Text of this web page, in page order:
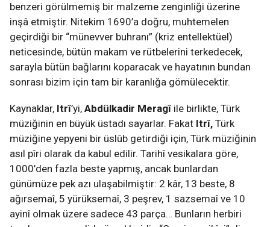
benzeri görülmemiş bir malzeme zenginliği üzerine
inşâ etmiştir. Nitekim 1690’a doğru, muhtemelen
geçirdiği bir “münevver buhranı” (kriz entellektüel)
neticesinde, bütün makam ve rütbelerini terkedecek,
sarayla bütün bağlarını koparacak ve hayatının bundan
sonrası bizim için tam bir karanlığa gömülecektir.
Kaynaklar, Itrî’yi, Abdülkadir Meragî ile birlikte, Türk
müziğinin en büyük üstadı sayarlar. Fakat Itrî, Türk
müziğine yepyeni bir üslûb getirdiği için, Türk müziğinin
asıl pîri olarak da kabul edilir. Tarihî vesikalara göre,
1000’den fazla beste yapmış, ancak bunlardan
günümüze pek azı ulaşabilmiştir: 2 kâr, 13 beste, 8
ağırsemaî, 5 yürüksemaî, 3 peşrev, 1 sazsemaî ve 10
ayinî olmak üzere sadece 43 parça… Bunların herbiri